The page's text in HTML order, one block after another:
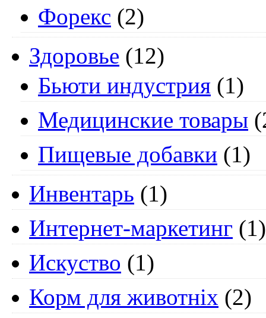
Форекс (2)
Здоровье (12)
Бьюти индустрия (1)
Медицинские товары
Пищевые добавки (1)
Инвентарь (1)
Интернет-маркетинг (1)
Искуство (1)
Корм для животніх (2)